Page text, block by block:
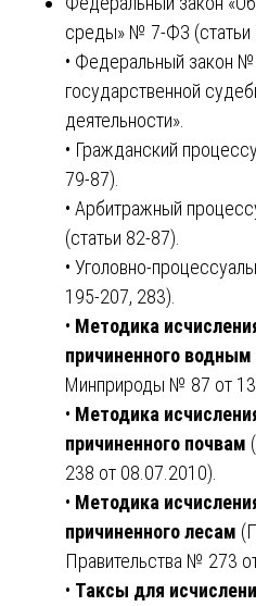
среды» № 7-ФЗ (статьи
• Федеральный закон
государственной
деятельности».
• Гражданский
79-87).
• Арбитражный
(статьи 82-87).
• Уголовно-
195-207, 283).
• Методика
причиненного
Минприроды № 87 от
• Методика
причиненного почвам
238 от 08.07.2010).
• Методика
причиненного лесам
Правительства № 273
• Таксы для